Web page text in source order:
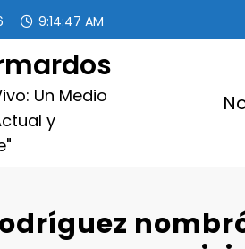
9:14:49 AM
Un Medio
y